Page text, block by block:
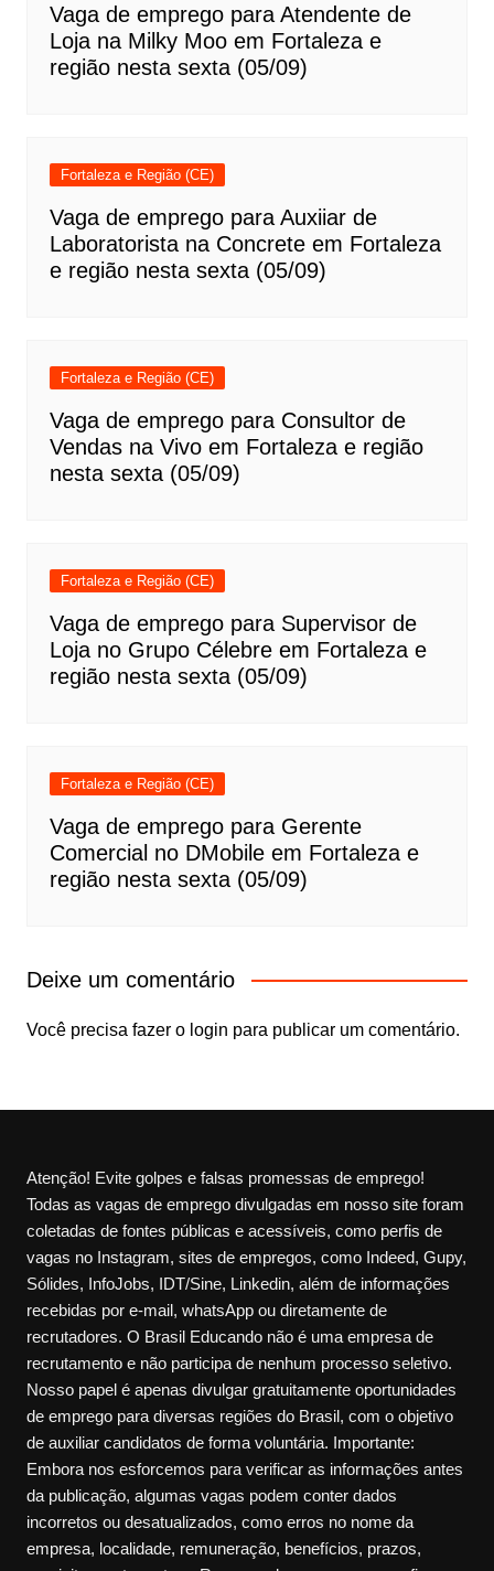
Vaga de emprego para Atendente de
Loja na Milky Moo em Fortaleza e
região nesta sexta (05/09)
Fortaleza e Região (CE)
Vaga de emprego para Auxiiar de
Laboratorista na Concrete em Fortaleza
e região nesta sexta (05/09)
Fortaleza e Região (CE)
Vaga de emprego para Consultor de
Vendas na Vivo em Fortaleza e região
nesta sexta (05/09)
Fortaleza e Região (CE)
Vaga de emprego para Supervisor de
Loja no Grupo Célebre em Fortaleza e
região nesta sexta (05/09)
Fortaleza e Região (CE)
Vaga de emprego para Gerente
Comercial no DMobile em Fortaleza e
região nesta sexta (05/09)
Deixe um comentário
Você precisa fazer o login para publicar um comentário.
Atenção! Evite golpes e falsas promessas de emprego!
Todas as vagas de emprego divulgadas em nosso site foram
coletadas de fontes públicas e acessíveis, como perfis de
vagas no Instagram, sites de empregos, como Indeed, Gupy,
Sólides, InfoJobs, IDT/Sine, Linkedin, além de informações
recebidas por e-mail, whatsApp ou diretamente de
recrutadores. O Brasil Educando não é uma empresa de
recrutamento e não participa de nenhum processo seletivo.
Nosso papel é apenas divulgar gratuitamente oportunidades
de emprego para diversas regiões do Brasil, com o objetivo
de auxiliar candidatos de forma voluntária. Importante:
Embora nos esforcemos para verificar as informações antes
da publicação, algumas vagas podem conter dados
incorretos ou desatualizados, como erros no nome da
empresa, localidade, remuneração, benefícios, prazos,